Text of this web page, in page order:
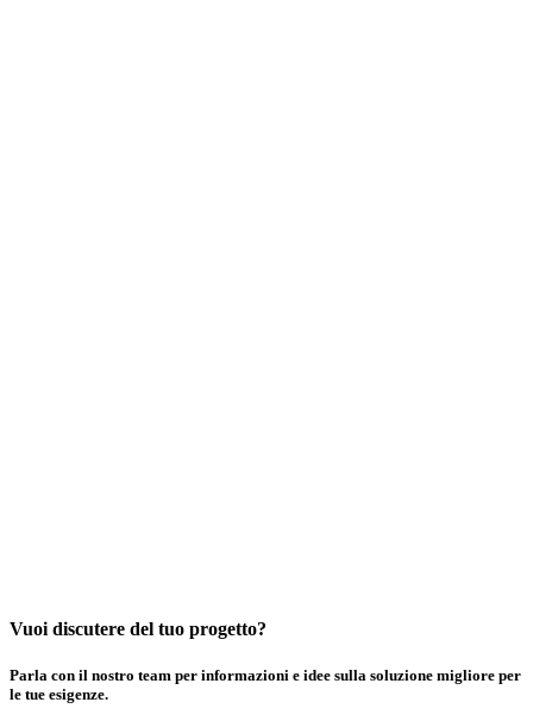
Vuoi discutere del tuo progetto?
Parla con il nostro team per informazioni e idee sulla soluzione migliore per
le tue esigenze.